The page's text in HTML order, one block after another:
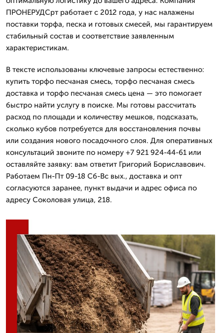
ПРОНЕРУДСрт работает с 2012 года, у нас налажены
поставки торфа, песка и готовых смесей, мы гарантируем
стабильный состав и соответствие заявленным
характеристикам.
В тексте использованы ключевые запросы естественно:
купить торфо песчаная смесь, торфо песчаная смесь
доставка и торфо песчаная смесь цена — это помогает
быстро найти услугу в поиске. Мы готовы рассчитать
расход по площади и количеству мешков, подсказать,
сколько кубов потребуется для восстановления почвы
или создания нового посадочного слоя. Для оперативных
консультаций звоните по номеру +7 921 924-44-61 или
оставляйте заявку: вам ответит Григорий Бориславович.
Работаем Пн-Пт 09-18 Сб-Вс вых., доставка и опт
согласуются заранее, пункт выдачи и адрес офиса по
адресу Соколовая улица, 218.